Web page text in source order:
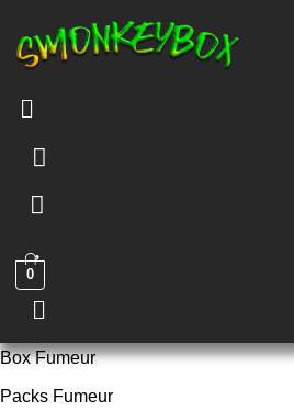
Menu
0
Menu
Box Fumeur
Packs Fumeur